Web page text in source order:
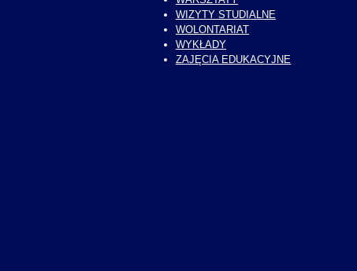
WIZYTY STUDIALNE
WOLONTARIAT
WYKŁADY
ZAJĘCIA EDUKACYJNE